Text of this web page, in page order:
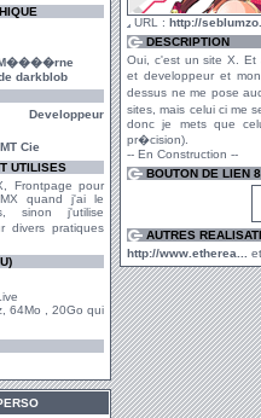
M����rne
darkblob
: Developpeur
Cie
UTILISES
Frontpage pour
quand j'ai le
sinon j'utilise
divers pratiques
64Mo , 20Go qui
URL : http://
DESCRIPTION
Oui, c'est un site X. Et
et developpeur et
dessus ne me pose
sites, mais celui ci me
donc je mets que
pr�cision).
-- En Construction --
BOUTON DE LIEN
AUTRES
http://www.etherea...
et